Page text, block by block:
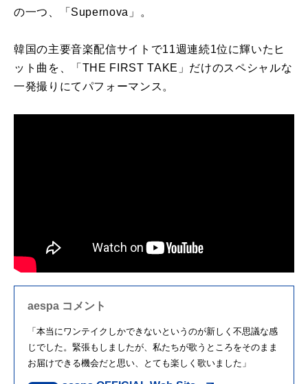
の一つ、「Supernova」。
韓国の主要音楽配信サイトで11週連続1位に輝いたヒ
ット曲を、「THE FIRST TAKE」だけのスペシャルな
一発撮りにてパフォーマンス。
aespa コメント
「本当にワンテイクしかできないというのが新しく不思議な感
じでした。緊張もしましたが、私たちが歌うところをそのまま
お届けできる機会だと思い、とても楽しく歌いました」